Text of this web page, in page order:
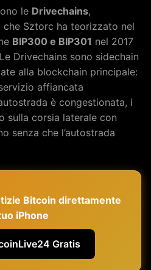
le Drivechains,
che Sztorc ha teorizzato nel
BIP300 e BIP301 nel 2017
Drivechains sono sidechain
alla blockchain principale:
affiancata
è congestionata, i
sulla corsia laterale con
senza che l’autostrada
Bitcoin direttamente
iPhone
Gratis